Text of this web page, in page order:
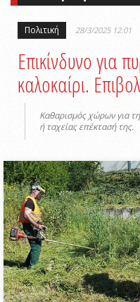
Πολιτική 28/3/2025 12:01
Επικίνδυνο για
καλοκαίρι.
Καθαρισμός χώρων για
ή ταχείας επέκτασή της.